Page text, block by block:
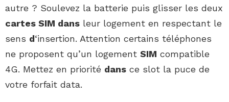
autre ? Soulevez la batterie puis glisser les deux
cartes SIM dans leur logement en respectant le
sens d‘insertion. Attention certains téléphones
ne proposent qu’un logement SIM compatible
4G. Mettez en priorité dans ce slot la puce de
votre forfait data.